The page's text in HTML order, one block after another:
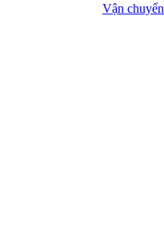
Vận chuyển